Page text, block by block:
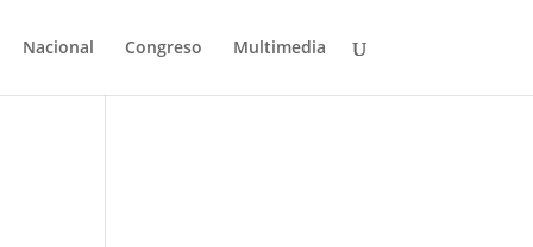
Nacional Congreso Multimedia